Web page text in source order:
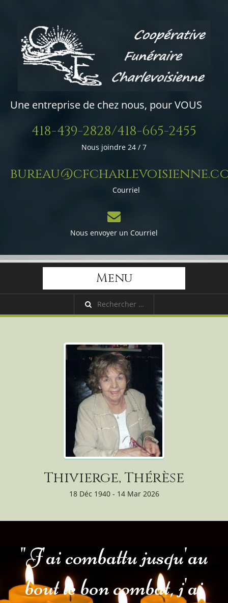
Une entreprise de chez nous, pour VOUS
418-439-2828/418-665-2455
Nous joindre 24 / 7
Courriel
Nous envoyer un Courriel
Menu
Thivierge, Thérèse
18 Déc 1940 - 14 Mar 2026
"J'ai combattu jusqu'au
bout le bon combat, j'ai